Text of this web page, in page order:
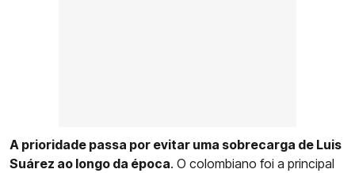
A prioridade passa por evitar uma sobrecarga de Luis
Suárez ao longo da época. O colombiano foi a principal